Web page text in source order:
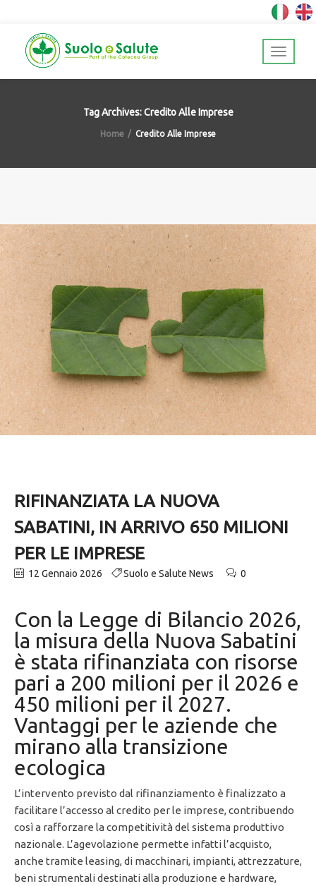
Tag Archives: Credito Alle Imprese
Home Credito Alle Imprese
RIFINANZIATA LA NUOVA
SABATINI, IN ARRIVO 650 MILIONI
PER LE IMPRESE
12 Gennaio 2026 Suolo e Salute News 0
Con la Legge di Bilancio 2026,
la misura della Nuova Sabatini
è stata rifinanziata con risorse
pari a 200 milioni per il 2026 e
450 milioni per il 2027.
Vantaggi per le aziende che
mirano alla transizione
ecologica
L’intervento previsto dal rifinanziamento è finalizzato a
facilitare l’accesso al credito per le imprese, contribuendo
così a rafforzare la competitività del sistema produttivo
nazionale. L’agevolazione permette infatti l’acquisto,
anche tramite leasing, di macchinari, impianti, attrezzature,
beni strumentali destinati alla produzione e hardware,